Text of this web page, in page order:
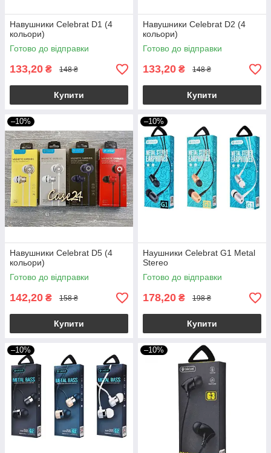
Навушники Celebrat D1 (4
кольори)
Готово до відправки
133,20 ₴ 148 ₴
Купити
Навушники Celebrat D2 (4
кольори)
Готово до відправки
133,20 ₴ 148 ₴
Купити
–10%
Навушники Celebrat D5 (4
кольори)
Готово до відправки
142,20 ₴ 158 ₴
Купити
–10%
Наушники Celebrat G1 Metal
Stereo
Готово до відправки
178,20 ₴ 198 ₴
Купити
–10% –10%